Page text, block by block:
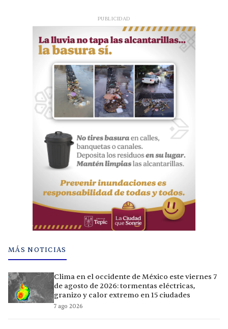
PUBLICIDAD
MÁS NOTICIAS
Clima en el occidente de México este viernes 7
de agosto de 2026: tormentas eléctricas,
granizo y calor extremo en 15 ciudades
7 ago 2026